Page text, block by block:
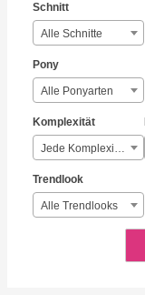
Schnitt
Alle Schnitte
Pony
Alle Ponyarten
Komplexität
Jede Komplexität
Trendlook
Alle Trendlooks